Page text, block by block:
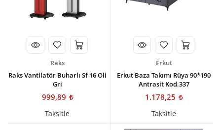
Raks
Raks Vantilatör Buharlı Sf 16 Oli
Gri
999,89
Taksitle
Erkut
Erkut Baza Takımı Rüya 90*190
Antrasit Kod.337
1.178,25
Taksitle